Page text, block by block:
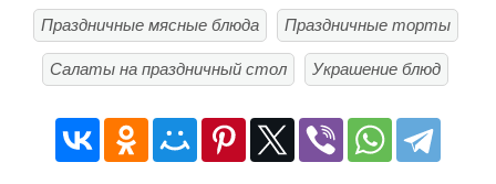
Праздничные мясные блюда Праздничные торты
Салаты на праздничный стол Украшение блюд